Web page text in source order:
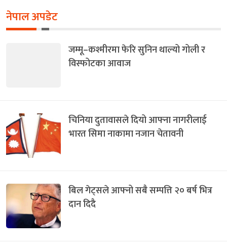
नेपाल अपडेट
जम्मू–कश्मीरमा फेरि सुनिन थाल्यो गोली र
विस्फोटका आवाज
चिनिया दुतावासले दियो आफ्ना नागरीलाई
भारत सिमा नाकामा नजान चेतावनी
बिल गेट्सले आफ्नो सबै सम्पत्ति २० बर्ष भित्र
दान दिदै